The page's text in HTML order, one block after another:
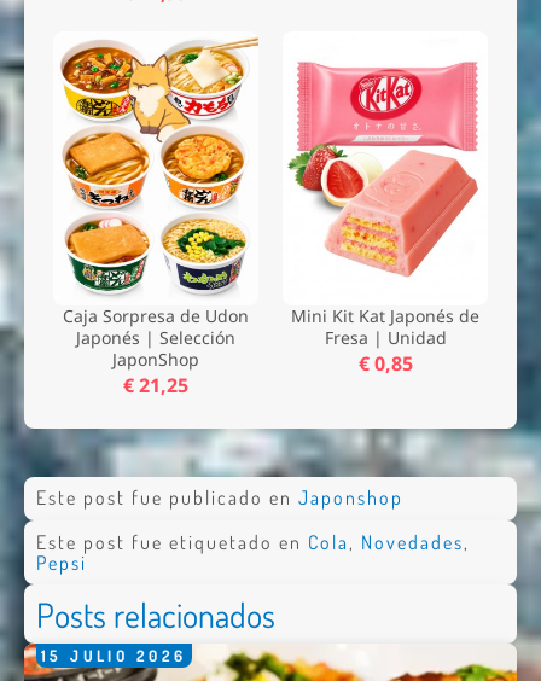
Caja Sorpresa de Udon
Japonés | Selección
JaponShop
€ 21,25
Mini Kit Kat Japonés de
Fresa | Unidad
€ 0,85
Este post fue publicado en Japonshop
Este post fue etiquetado en Cola , Novedades,
Pepsi
Posts relacionados
15 JULIO 2026